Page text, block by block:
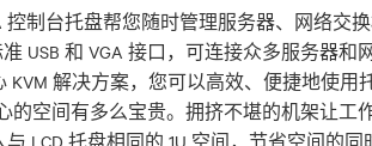
控制台托盘帮您随时管理服务器、网络交
USB 和 VGA 接口，可连接众多服务器和
的空间有多么宝贵。拥挤不堪的机架让工